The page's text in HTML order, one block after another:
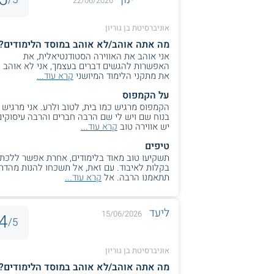
אוניברסיטת בן גוריון
מה אתה אוהב/לא אוהב במוסד
אני אוהב את האווירה הסטודנטיאלית, את
האפשרות להגשים דברים בעצמך, אני לא אוהב
את מתקני הלימוד המיושני קרא עוד...
על הקמפוס
הקמפוס מרגיש כמו בית, לטוב ולרע. אני מרגיש
בנוח שם ויש לי שם הרבה חברים והרבה
יש אווירה טוב קרא עוד...
טיפים
תשקיעו טוב מאוד בלימודים, אחרת אפשר
בקלות לאיבוד. עם זאת, אל תשכחו להנות
תתאמנו הרבה. אל קרא עוד...
ליעד 15/06/2026
5/
אוניברסיטת בן גוריון
מה אתה אוהב/לא אוהב במוסד